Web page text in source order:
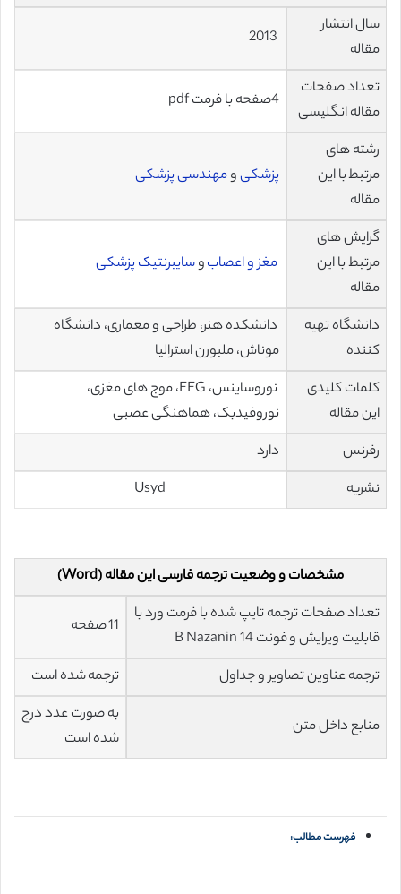
سال انتشار
مقاله
تعداد صفحات
مقاله انگلیسی
4صفحه با فرمت pdf
رشته های
مرتبط با این
مقاله
پزشکیومهندسی پزشکی
گرایش های
مرتبط با این
مقاله
مغز و اعصابوسایبرنتیک پزشکی
دانشگاه تهیه
کننده
دانشکده هنر، طراحی و معماری، دانشگاه
موناش، ملبورن استرالیا
کلمات کلیدی
این مقاله
نوروساینس، EEG، موج های مغزی،
نوروفیدبک، هماهنگی عصبی
رفرنس
دارد
نشریه
مشخصات و وضعیت ترجمه فارسی این مقاله (Word)
تعداد صفحات ترجمه تایپ شده با فرمت ورد با
قابلیت ویرایش و فونت 14 B Nazanin
11 صفحه
ترجمه عناوین تصاویر و جداول ترجمه شده است
منابع داخل متن
به صورت عدد درج
شده است
فهرست مطالب: